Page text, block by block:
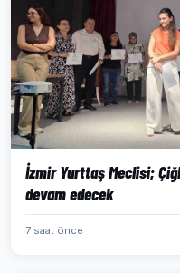
İzmir Yurttaş Meclisi;
devam edecek
7 saat önce